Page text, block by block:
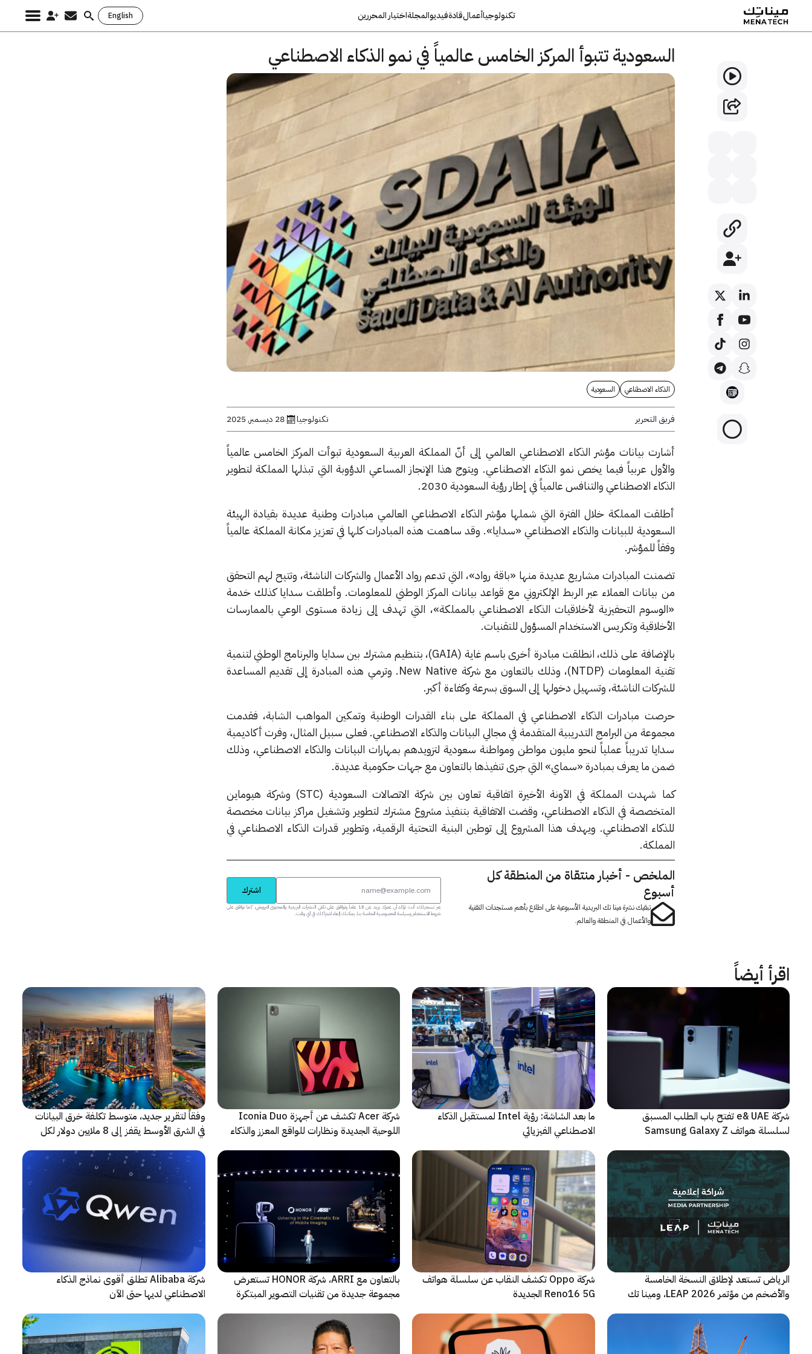
تكنولوجياأعمالقادةفيديوالمجلةاختيار المحررين English
Search
السعودية تتبوأ المركز الخامس عالمياً في نمو الذكاء الاصطناعي
الذكاء الاصطناعي السعودية
فريق التحرير تكنولوجيا 28 ديسمبر, 2025
أشارت بيانات مؤشر الذكاء الاصطناعي العالمي إلى أنّ المملكة العربية السعودية تبوأت المركز الخامس عالمياً
والأول عربياً فيما يخص نمو الذكاء الاصطناعي. ويتوج هذا الإنجاز المساعي الدؤوبة التي تبذلها المملكة لتطوير
الذكاء الاصطناعي والتنافس عالمياً في إطار رؤية السعودية 2030.
أطلقت المملكة خلال الفترة التي شملها مؤشر الذكاء الاصطناعي العالمي مبادرات وطنية عديدة بقيادة الهيئة
السعودية للبيانات والذكاء الاصطناعي «سدايا». وقد ساهمت هذه المبادرات كلها في تعزيز مكانة المملكة عالمياً
وفقاً للمؤشر.
تضمنت المبادرات مشاريع عديدة منها «باقة رواد»، التي تدعم رواد الأعمال والشركات الناشئة، وتتيح لهم التحقق
من بيانات العملاء عبر الربط الإلكتروني مع قواعد بيانات المركز الوطني للمعلومات. وأطلقت سدايا كذلك خدمة
«الوسوم التحفيزية لأخلاقيات الذكاء الاصطناعي بالمملكة»، التي تهدف إلى زيادة مستوى الوعي بالممارسات
الأخلاقية وتكريس الاستخدام المسؤول للتقنيات.
بالإضافة على ذلك، انطلقت مبادرة أخرى باسم غاية (GAIA)، بتنظيم مشترك بين سدايا والبرنامج الوطني لتنمية
تقنية المعلومات (NTDP)، وذلك بالتعاون مع شركة New Native. وترمي هذه المبادرة إلى تقديم المساعدة
للشركات الناشئة، وتسهيل دخولها إلى السوق بسرعة وكفاءة أكبر.
حرصت مبادرات الذكاء الاصطناعي في المملكة على بناء القدرات الوطنية وتمكين المواهب الشابة، فقدمت
مجموعة من البرامج التدريبية المتقدمة في مجالي البيانات والذكاء الاصطناعي. فعلى سبيل المثال، وفرت أكاديمية
سدايا تدريباً عملياً لنحو مليون مواطن ومواطنة سعودية لتزويدهم بمهارات البيانات والذكاء الاصطناعي، وذلك
ضمن ما يعرف بمبادرة «سماي» التي جرى تنفيذها بالتعاون مع جهات حكومية عديدة.
كما شهدت المملكة في الآونة الأخيرة اتفاقية تعاون بين شركة الاتصالات السعودية (STC) وشركة هيوماين
المتخصصة في الذكاء الاصطناعي، وقضت الاتفاقية بتنفيذ مشروع مشترك لتطوير وتشغيل مراكز بيانات مخصصة
للذكاء الاصطناعي. ويهدف هذا المشروع إلى توطين البنية التحتية الرقمية، وتطوير قدرات الذكاء الاصطناعي في
المملكة.
الملخص - أخبار منتقاة من المنطقة كل
أسبوع
تبقيك نشرة مينا تك البريدية الأسبوعية على اطلاع بأهم مستجدات التقنية
والأعمال في المنطقة والعالم.
اشترك
عبر تسجيلك، أنت تؤكد أن عمرك يزيد عن 18 عاماً وتوافق على تلقي النشرات البريدية والمحتوى الترويجي، كما توافق على
شروط الاستخدام وسياسة الخصوصية الخاصة بنا. يمكنك إلغاء اشتراكك في أي وقت.
اقرأ أيضاً
شركة e& UAE تفتح باب الطلب المسبق
لسلسلة هواتف Samsung Galaxy Z
ﻣا بعد الشاشة: رؤية Intel لمستقبل اﻟذﻛﺎء
الاصطناعي الفيزيائي
شركة Acer تكشف عن أجهزة Iconia Duo
اللوحية الجديدة ونظارات للواقع المعزز والذكاء
وفقاً لتقرير جديد، متوسط تكلفة خرق البيانات
في الشرق الأوسط يقفز إلى 8 ملايين دولار لكل
الرياض تستعد لإطلاق النسخة الخامسة
والأضخم من مؤتمر LEAP 2026، ومينا تك
شركة Oppo تكشف النقاب عن سلسلة هواتف
Reno16 5G الجديدة
بالتعاون مع ARRI، شركة HONOR تستعرض
مجموعة جديدة من تقنيات التصوير المبتكرة
شركة Alibaba تطلق أقوى نماذج الذكاء
الاصطناعي لديها حتى الآن